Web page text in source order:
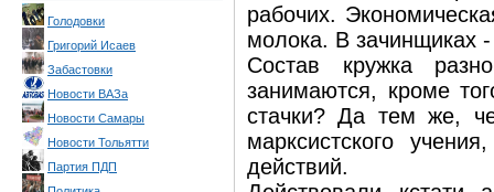
Голодовки
Григорий Исаев
Забастовки
Новости ВАЗа
Новости Самары
Новости Тольятти
Партия ПДП
рабочих.
молока. В зачинщиках -
Состав кружка
занимаются, кроме
стачки? Да тем же,
марксистского
действий.